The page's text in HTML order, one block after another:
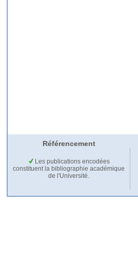
Référencement
Les publications encodées
constituent la bibliographie académique
de l'Université.